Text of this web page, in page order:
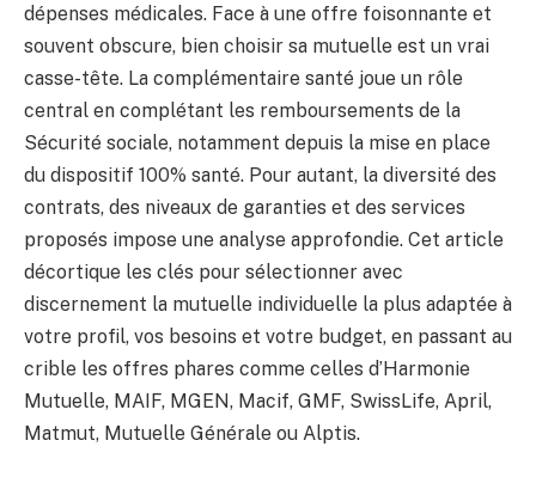
dépenses médicales. Face à une offre foisonnante et
souvent obscure, bien choisir sa mutuelle est un vrai
casse-tête. La complémentaire santé joue un rôle
central en complétant les remboursements de la
Sécurité sociale, notamment depuis la mise en place
du dispositif 100% santé. Pour autant, la diversité des
contrats, des niveaux de garanties et des services
proposés impose une analyse approfondie. Cet article
décortique les clés pour sélectionner avec
discernement la mutuelle individuelle la plus adaptée à
votre profil, vos besoins et votre budget, en passant au
crible les offres phares comme celles d’Harmonie
Mutuelle, MAIF, MGEN, Macif, GMF, SwissLife, April,
Matmut, Mutuelle Générale ou Alptis.